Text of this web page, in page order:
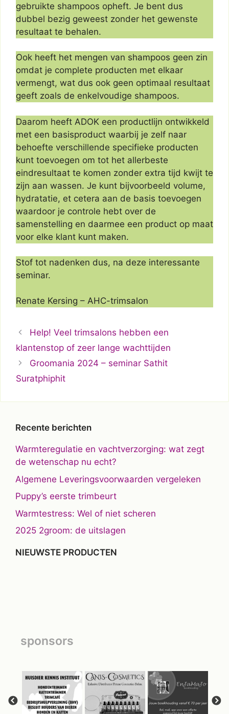
gebruikte shampoos opheft. Je bent dus
dubbel bezig geweest zonder het gewenste
resultaat te behalen.
Ook heeft het mengen van shampoos geen zin
omdat je complete producten met elkaar
vermengt, wat dus ook geen optimaal resultaat
geeft zoals de enkelvoudige shampoos.
Daarom heeft ADOK een productlijn ontwikkeld
met een basisproduct waarbij je zelf naar
behoefte verschillende specifieke producten
kunt toevoegen om tot het allerbeste
eindresultaat te komen zonder extra tijd kwijt te
zijn aan wassen. Je kunt bijvoorbeeld volume,
hydratatie, et cetera aan de basis toevoegen
waardoor je controle hebt over de
samenstelling en daarmee een product op maat
voor elke klant kunt maken.
Stof tot nadenken dus, na deze interessante
seminar.
Renate Kersing – AHC-trimsalon
Help! Veel trimsalons hebben een
klantenstop of zeer lange wachttijden
Groomania 2024 – seminar Sathit
Suratphiphit
Recente berichten
Warmteregulatie en vachtverzorging: wat zegt
de wetenschap nu echt?
Algemene Leveringsvoorwaarden vergeleken
Puppy’s eerste trimbeurt
Warmtestress: Wel of niet scheren
2025 2groom: de uitslagen
NIEUWSTE PRODUCTEN
sponsors